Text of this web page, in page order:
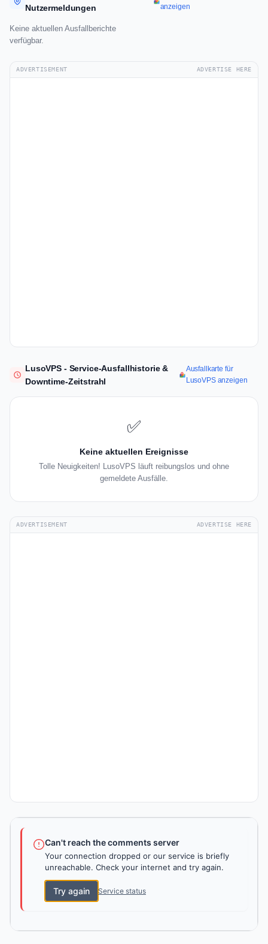
Nutzermeldungen anzeigen
Keine aktuellen Ausfallberichte
verfügbar.
ADVERTISEMENT ADVERTISE HERE
LusoVPS - Service-Ausfallhistorie &
Downtime-Zeitstrahl
Ausfallkarte für
LusoVPS anzeigen
✅
Keine aktuellen Ereignisse
Tolle Neuigkeiten! LusoVPS läuft reibungslos und ohne
gemeldete Ausfälle.
ADVERTISEMENT ADVERTISE HERE
Can't reach the comments server
Your connection dropped or our service is briefly
unreachable. Check your internet and try again.
Try again Service status